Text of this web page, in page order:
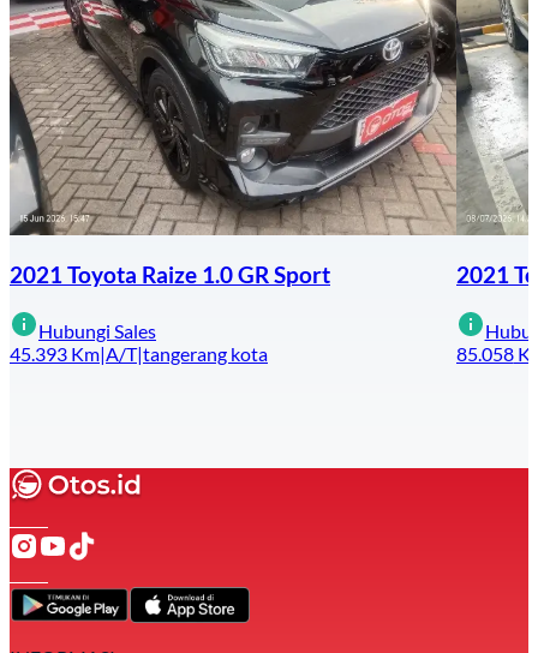
2021 Toyota Raize 1.0 GR Sport
Hubungi Sales
45.393 Km|A/T|tangerang kota
2021
85.058